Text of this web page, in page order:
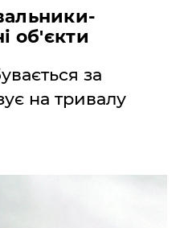
об'єкти
за
на тривалу